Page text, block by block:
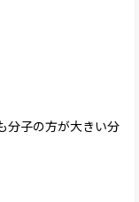
分子の方が大きい分